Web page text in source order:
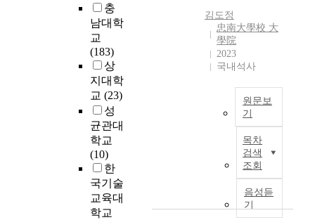
충
남대학
교
(183)
상
지대학
교 (23)
성
균관대
학교
(10)
한
국기술
교육대
학교
김도정
忠南大學校 大
學院
2023
국내석사
원문보
기
목차
검색
조회
음성듣
기